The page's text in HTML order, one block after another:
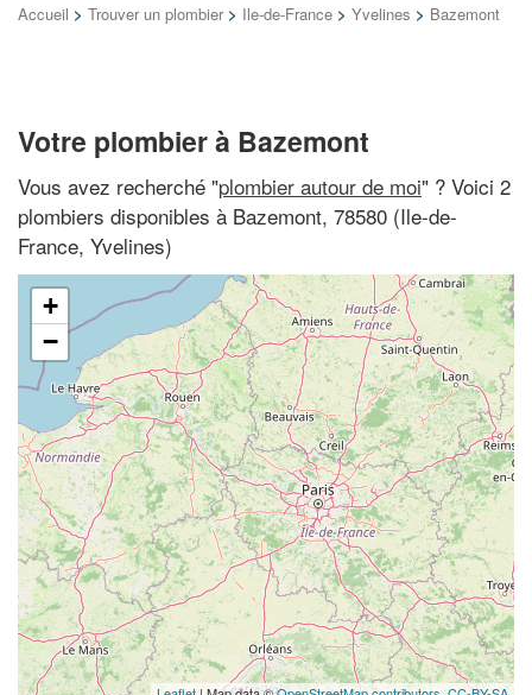
Accueil > Trouver un plombier > Ile-de-France > Yvelines > Bazemont
Votre plombier à Bazemont
Vous avez recherché "plombier autour de moi" ? Voici 2
plombiers disponibles à Bazemont, 78580 (Ile-de-
France, Yvelines)
+
−